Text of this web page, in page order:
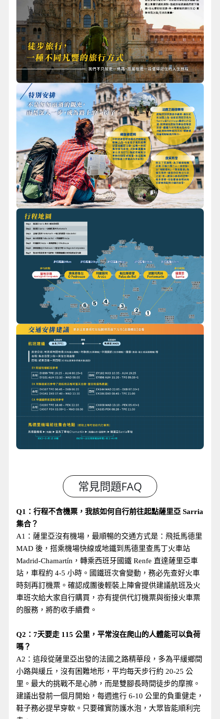
Q1：行程不含機票，我該如何自行前往起點薩里亞 Sarria
集合？
A1：薩里亞沒有機場，最順暢的交通方式是：飛抵馬德里
MAD 後，搭乘機場快線或地鐵到馬德里查馬丁火車站
Madrid-Chamartín，轉乘西班牙國鐵 Renfe 直達薩里亞車
站，車程約 4-5 小時。國鐵班次會變動，務必先查好火車
時刻再訂機票。確認成團後輕裝上陣會提供建議航班及火
車班次給大家自行購買，亦有提供代訂機票與銜接火車票
的服務，將酌收手續費。
Q2：7天要走 115 公里，平常沒在爬山的人體能可以負荷
嗎？
A2：這段從薩里亞出發的法國之路精華段，多為平緩鄉間
小路與緩丘，沒有困難地形，平均每天步行約 20-25 公
里。最大的挑戰不是心肺，而是雙腳長時間徒步的摩擦。
建議出發前一個月開始，每週進行 6-10 公里的負重健走，
鞋子務必提早穿軟。只要確實防護水泡，大眾皆能順利完